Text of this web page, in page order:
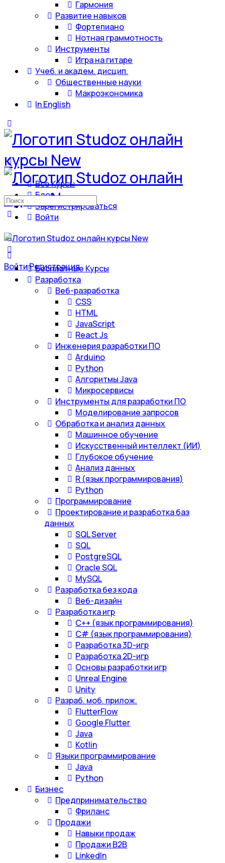
Гармония
Развитие навыков
Фортепиано
Нотная граммотность
Инструменты
Игра на гитаре
Учеб. и академ. дисцип.
Общественные науки
Макроэкономика
In English
Все Курсы
Блог
Зарегистрироваться
Войти
ВойтиРегистрация
Искать:
Бесплатные Курсы
Разработка
Веб-разработка
CSS
HTML
JavaScript
React Js
Инженерия разработки ПО
Arduino
Python
Алгоритмы Java
Микросервисы
Инструменты для разработки ПО
Моделирование запросов
Обработка и анализ данных
Машинное обучение
Искусственный интеллект (ИИ)
Глубокое обучение
Анализ данных
R (язык программирования)
Python
Программирование
Проектирование и разработка баз
данных
SQL Server
SQL
PostgreSQL
Oracle SQL
MySQL
Разработка без кода
Веб-дизайн
Разработка игр
С++ (язык программирования)
С# (язык программирования)
Разработка 3D-игр
Разработка 2D-игр
Основы разработки игр
Unreal Engine
Unity
Разраб. моб. прилож.
FlutterFlow
Google Flutter
Java
Kotlin
Языки программирование
Java
Python
Бизнес
Предпринимательство
Фриланс
Продажи
Навыки продаж
Продажи B2B
LinkedIn